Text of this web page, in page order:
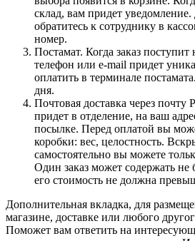
склад, вам придет уведомление.
обратитесь к сотруднику в
номер.
Постамат. Когда заказ поступит
телефон или e-mail придет
оплатить в терминале
дня.
Почтовая доставка через почту
придет в отделение, на ваш
посылке. Перед оплатой вы
коробки: вес, целостность.
самостоятельно вы можете
Один заказ может содержать
его стоимость не должна
Дополнительная вкладка, для
магазине, доставке или любого
Поможет вам ответить на